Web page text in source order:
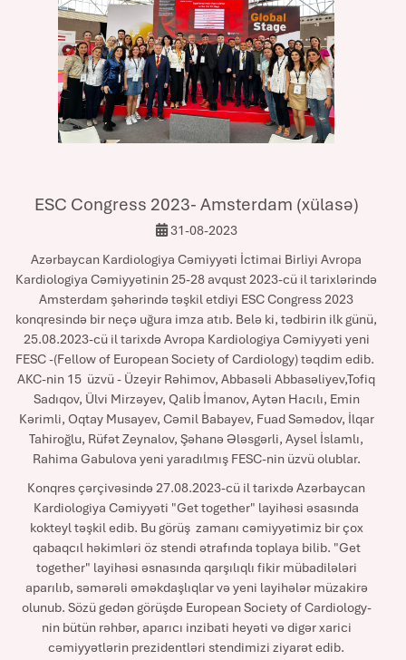
ESC Congress 2023- Amsterdam (xülasə)
31-08-2023
Azərbaycan Kardiologiya Cəmiyyəti İctimai Birliyi Avropa
Kardiologiya Cəmiyyətinin 25-28 avqust 2023-cü il tarixlərində
Amsterdam şəhərində təşkil etdiyi ESC Congress 2023
konqresində bir neçə uğura imza atıb. Belə ki, tədbirin ilk günü,
25.08.2023-cü il tarixdə Avropa Kardiologiya Cəmiyyəti yeni
FESC -(Fellow of European Society of Cardiology) təqdim edib.
AKC-nin 15 üzvü - Üzeyir Rəhimov, Abbasəli Abbasəliyev,Tofiq
Sadıqov, Ülvi Mirzəyev, Qalib İmanov, Aytən Hacılı, Emin
Kərimli, Oqtay Musayev, Cəmil Babayev, Fuad Səmədov, İlqar
Tahiroğlu, Rüfət Zeynalov, Şəhanə Ələsgərli, Aysel İslamlı,
Rahima Gabulova yeni yaradılmış FESC-nin üzvü olublar.
Konqres çərçivəsində 27.08.2023-cü il tarixdə Azərbaycan
Kardiologiya Cəmiyyəti "Get together" layihəsi əsasında
kokteyl təşkil edib. Bu görüş zamanı cəmiyyətimiz bir çox
qabaqcıl həkimləri öz stendi ətrafında toplaya bilib. "Get
together" layihəsi əsnasında qarşılıqlı fikir mübadilələri
aparılıb, səmərəli əməkdaşlıqlar və yeni layihələr müzakirə
olunub. Sözü gedən görüşdə European Society of Cardiology-
nin bütün rəhbər, aparıcı inzibati heyəti və digər xarici
cəmiyyətlərin prezidentləri stendimizi ziyarət edib.